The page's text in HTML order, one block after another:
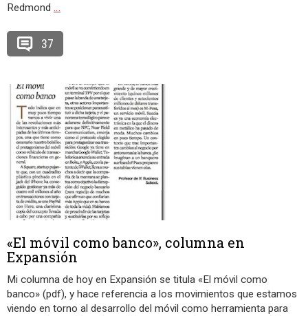
Redmond …
37
«El móvil como banco», columna en
Expansión
Mi columna de hoy en Expansión se titula «El móvil como
banco» (pdf), y hace referencia a los movimientos que estamos
viendo en torno al desarrollo del móvil como herramienta para